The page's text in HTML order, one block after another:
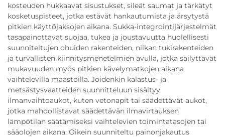
kosteuden hukkaavat sisustukset, sileät saumat ja tärkätyt
kosketuspisteet, jotka estävät hankautumista ja ärsytystä
pitkien käyttöjaksojen aikana. Sukka-integrointijärjestelmät
tasapainottavat suojaa, tukea ja joustavuutta huolellisesti
suunniteltujen ohuiden rakenteiden, nilkan tukirakenteiden
ja turvallisten kiinnitysmenetelmien avulla, jotka säilyttävät
mukavuuden myös pitkien kävelymatkojen aikana
vaihtelevilla maastoilla. Joidenkin kalastus- ja
metsästysvaatteiden suunnitteluun sisältyy
ilmanvaihtoaukot, kuten vetonapit tai säädettävät aukot,
jotka mahdollistavat säädettävän ilmavirtauksen
lämpötilan säätämiseksi vaihtelevien toimintatasojen tai
sääolojen aikana. Oikein suunniteltu painonjakautus